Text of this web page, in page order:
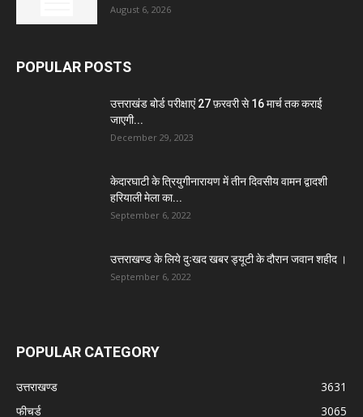
August 6, 2026
POPULAR POSTS
उत्तराखंड बोर्ड परीक्षाएं 27 फ़रवरी से 16 मार्च तक कराई
जाएगी...
December 29, 2023
केदारघाटी के त्रियुगीनारायण में तीन दिवसीय वामन द्वादशी
हरियाली मेला का...
September 6, 2022
उत्तराखण्ड के लिये दुःखद खबर ड्यूटी के दौरान जवान शहीद ।
September 6, 2022
POPULAR CATEGORY
उत्तराखण्ड
3631
फीचर्ड
3065